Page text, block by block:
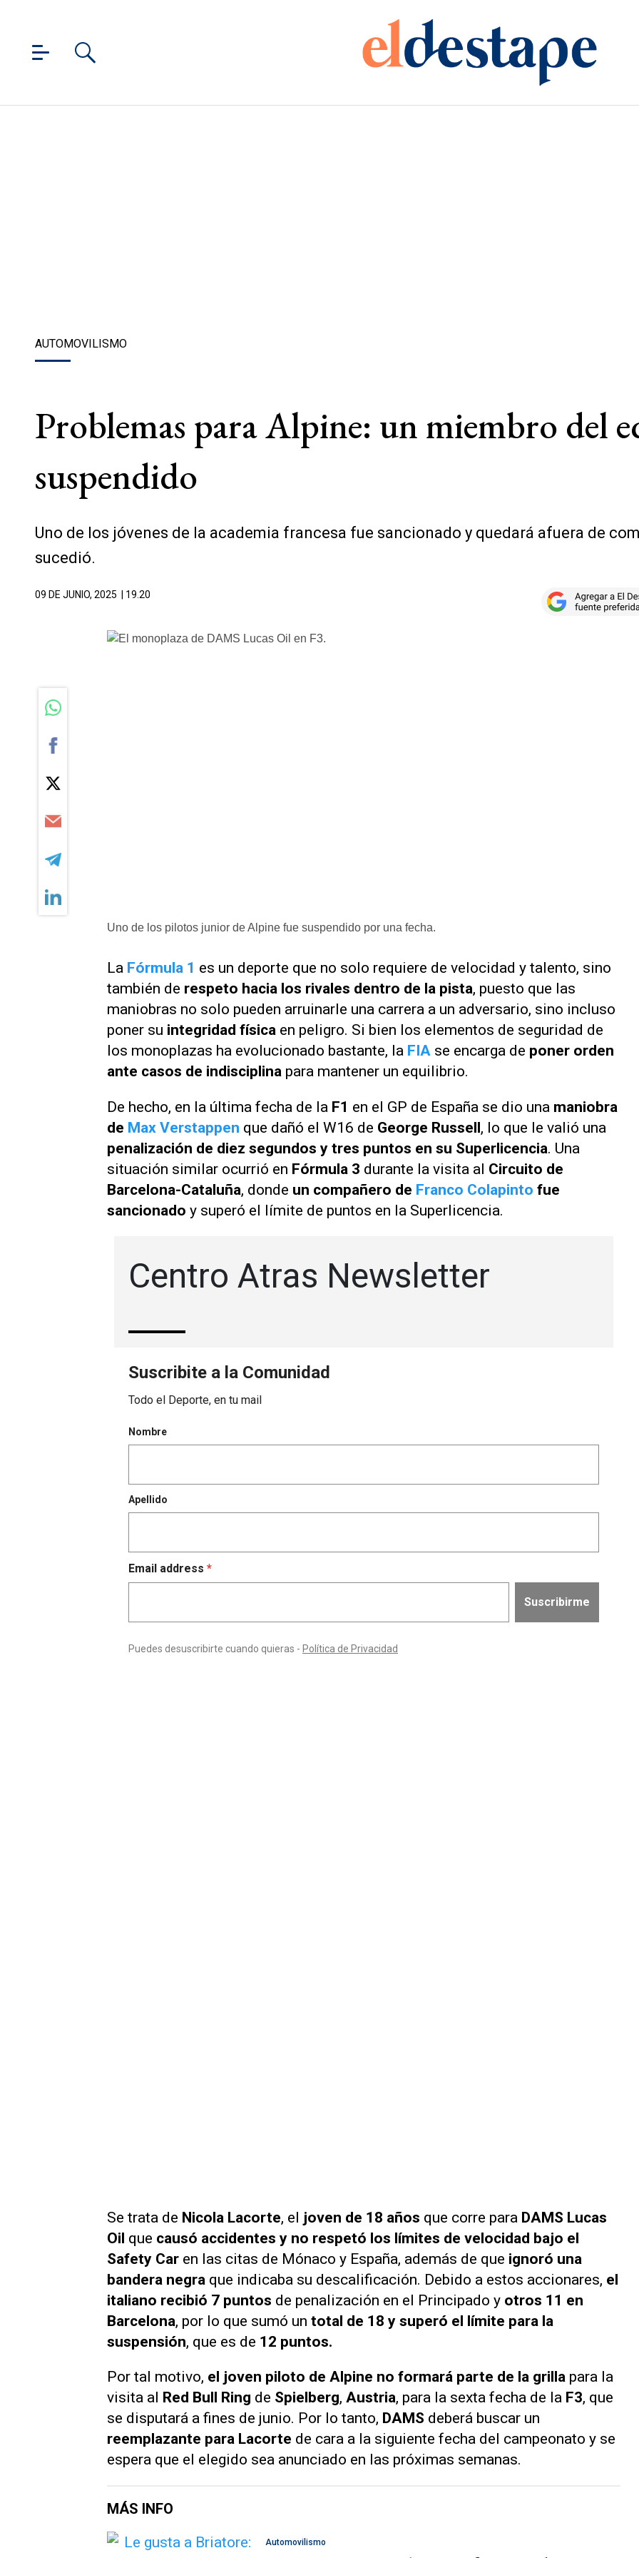
AUTOMOVILISMO
Problemas para Alpine: un miembro del
suspendido
Uno de los jóvenes de la academia francesa fue sancionado y quedará afuera de
sucedió.
09 DE JUNIO, 2025 | 19.20
Uno de los pilotos junior de Alpine fue suspendido por una fecha.
La Fórmula 1 es un deporte que no solo requiere de velocidad y talento, sino
también de respeto hacia los rivales dentro de la pista, puesto que las
maniobras no solo pueden arruinarle una carrera a un adversario, sino incluso
poner su integridad física en peligro. Si bien los elementos de seguridad de
los monoplazas ha evolucionado bastante, la FIA se encarga de poner orden
ante casos de indisciplina para mantener un equilibrio.
De hecho, en la última fecha de la F1 en el GP de España se dio una maniobra
de Max Verstappen que dañó el W16 de George Russell, lo que le valió una
penalización de diez segundos y tres puntos en su Superlicencia. Una
situación similar ocurrió en Fórmula 3 durante la visita al Circuito de
Barcelona-Cataluña, donde un compañero de Franco Colapinto fue
sancionado y superó el límite de puntos en la Superlicencia.
Se trata de Nicola Lacorte, el joven de 18 años que corre para DAMS Lucas
Oil que causó accidentes y no respetó los límites de velocidad bajo el
Safety Car en las citas de Mónaco y España, además de que ignoró una
bandera negra que indicaba su descalificación. Debido a estos accionares, el
italiano recibió 7 puntos de penalización en el Principado y otros 11 en
Barcelona, por lo que sumó un total de 18 y superó el límite para la
suspensión, que es de 12 puntos.
Por tal motivo, el joven piloto de Alpine no formará parte de la grilla para la
visita al Red Bull Ring de Spielberg, Austria, para la sexta fecha de la F3, que
se disputará a fines de junio. Por lo tanto, DAMS deberá buscar un
reemplazante para Lacorte de cara a la siguiente fecha del campeonato y se
espera que el elegido sea anunciado en las próximas semanas.
MÁS INFO
Automovilismo